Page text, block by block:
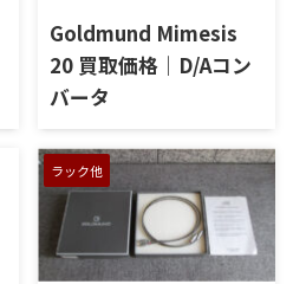
Goldmund Mimesis
20 買取価格｜D/Aコン
バータ
ラック他